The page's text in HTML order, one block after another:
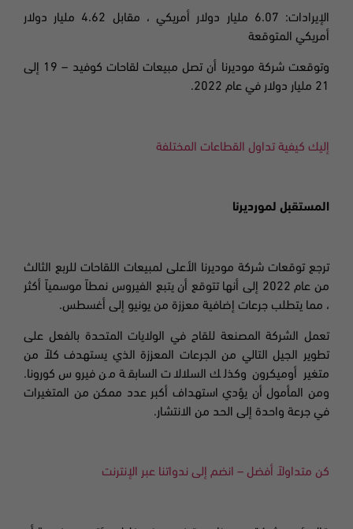
الإيرادات: 6.07 مليار دولار أمريكي ، مقابل 4.62 مليار دولار
أمريكي المتوقعة
وتوقعت شركة موديرنا أن تصل مبيعات لقاحات كوفيد – 19
إلى
21 مليار دولار في عام 2022.
إليك كيفية تداول القطاعات المختلفة
المستقبل لمورديرنا
ترجع توقعات شركة موديرنا الأعلى لمبيعات اللقاحات للربع الثالث
من عام 2022 إلى أنها تتوقع أن يتبع الفيروس نمطاً موسمياً أكثر
، مما يتطلب جرعات إضافية معززة من يونيو إلى أغسطس.
تعمل الشركة المصنعة للقاح في الولايات المتحدة بالفعل على
تطوير الجيل التالي من الجرعات المعززة الذي يستهدف كلاً من
متغير
أوميكرون وكذلك السلالات السابقة من فيروس كورونا.
ومن المأمول أن يؤدي استهداف أكبر عدد ممكن من المتغيرات
في جرعة واحدة إلى الحد من الانتشار.
كن متداولاً أفضل – انضم إلى ندواتنا عبر الإنترنت